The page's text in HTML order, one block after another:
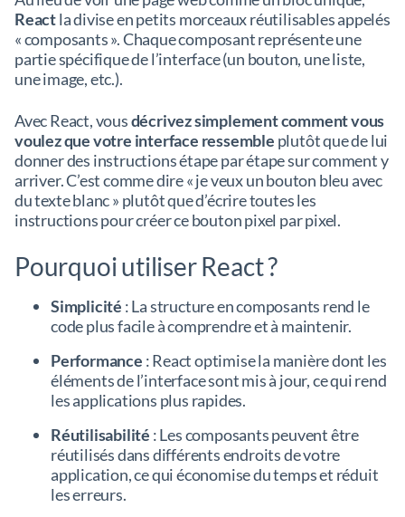
Reactla divise en petits morceaux réutilisables appelés
« composants ». Chaque composant représente une
partie spécifique de l’interface (un bouton, une liste,
une image, etc.).
Avec React, vousdécrivez simplement comment vous
voulez que votre interface ressemble plutôt que de lui
donner des instructions étape par étape sur comment y
arriver. C’est comme dire « je veux un bouton bleu avec
du texte blanc » plutôt que d’écrire toutes les
instructions pour créer ce bouton pixel par pixel.
Pourquoi utiliser React ?
Simplicité : La structure en composants rend le
code plus facile à comprendre et à maintenir.
Performance : React optimise la manière dont les
éléments de l’interface sont mis à jour, ce qui rend
les applications plus rapides.
Réutilisabilité : Les composants peuvent être
réutilisés dans différents endroits de votre
application, ce qui économise du temps et réduit
les erreurs.